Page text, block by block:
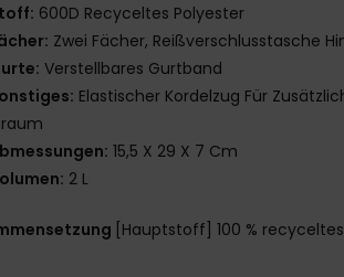
600D Recyceltes Polyester
Zwei Fächer, Reißverschlusstasche
Verstellbares Gurtband
Elastischer Kordelzug Für
15,5 X 29 X 7 Cm
2 L
[Hauptstoff] 100 %